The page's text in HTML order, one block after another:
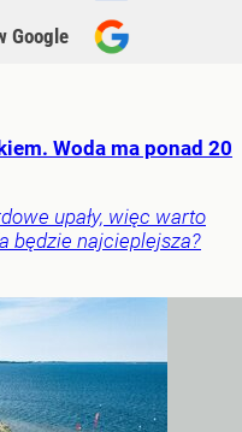
Google
Woda ma ponad 20
upały, więc warto
będzie najcieplejsza?